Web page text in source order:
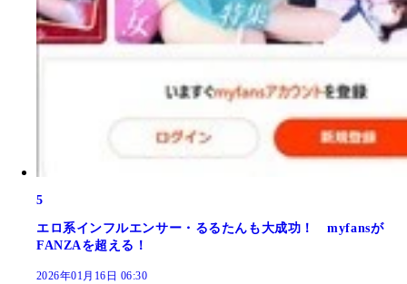
5
エロ系インフルエンサー・るるたんも大成功！ myfansが
FANZAを超える！
2026年01月16日 06:30